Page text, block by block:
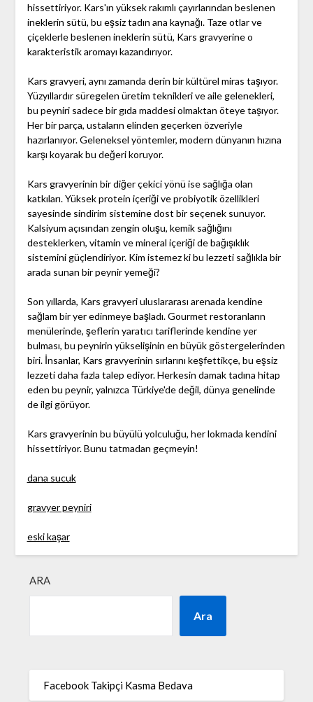
hissettiriyor. Kars'ın yüksek rakımlı çayırlarından beslenen
ineklerin sütü, bu eşsiz tadın ana kaynağı. Taze otlar ve
çiçeklerle beslenen ineklerin sütü, Kars gravyerine o
karakteristik aromayı kazandırıyor.
Kars gravyeri, aynı zamanda derin bir kültürel miras taşıyor.
Yüzyıllardır süregelen üretim teknikleri ve aile gelenekleri,
bu peyniri sadece bir gıda maddesi olmaktan öteye taşıyor.
Her bir parça, ustaların elinden geçerken özveriyle
hazırlanıyor. Geleneksel yöntemler, modern dünyanın hızına
karşı koyarak bu değeri koruyor.
Kars gravyerinin bir diğer çekici yönü ise sağlığa olan
katkıları. Yüksek protein içeriği ve probiyotik özellikleri
sayesinde sindirim sistemine dost bir seçenek sunuyor.
Kalsiyum açısından zengin oluşu, kemik sağlığını
desteklerken, vitamin ve mineral içeriği de bağışıklık
sistemini güçlendiriyor. Kim istemez ki bu lezzeti sağlıkla bir
arada sunan bir peynir yemeği?
Son yıllarda, Kars gravyeri uluslararası arenada kendine
sağlam bir yer edinmeye başladı. Gourmet restoranların
menülerinde, şeflerin yaratıcı tariflerinde kendine yer
bulması, bu peynirin yükselişinin en büyük göstergelerinden
biri. İnsanlar, Kars gravyerinin sırlarını keşfettikçe, bu eşsiz
lezzeti daha fazla talep ediyor. Herkesin damak tadına hitap
eden bu peynir, yalnızca Türkiye'de değil, dünya genelinde
de ilgi görüyor.
Kars gravyerinin bu büyülü yolculuğu, her lokmada kendini
hissettiriyor. Bunu tatmadan geçmeyin!
dana sucuk
gravyer peyniri
eski kaşar
ARA
Ara
Facebook Takipçi Kasma Bedava